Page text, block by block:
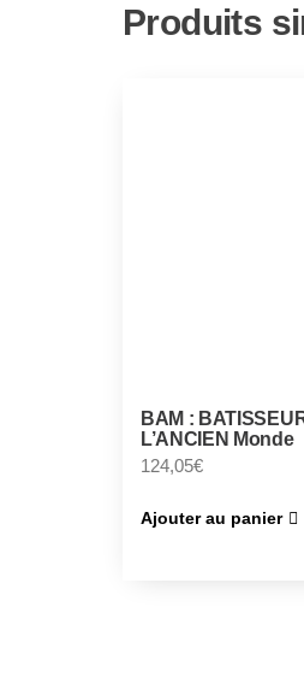
Produits
BAM :
L’ANCIEN Monde
124,05€
Ajouter au panier